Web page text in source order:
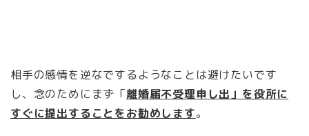
相手の感情を逆なでするようなことは避けたいです
し、念のためにまず「離婚届不受理申し出」を役所に
すぐに提出することをお勧めします。